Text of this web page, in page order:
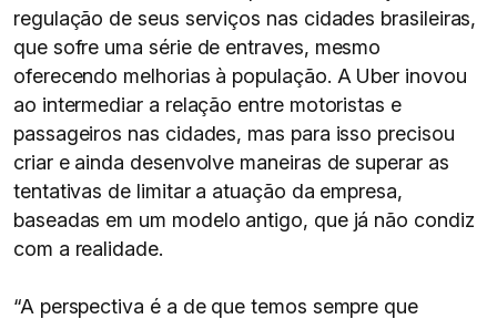
regulação de seus serviços nas cidades brasileiras,
que sofre uma série de entraves, mesmo
oferecendo melhorias à população. A Uber inovou
ao intermediar a relação entre motoristas e
passageiros nas cidades, mas para isso precisou
criar e ainda desenvolve maneiras de superar as
tentativas de limitar a atuação da empresa,
baseadas em um modelo antigo, que já não condiz
com a realidade.
“A perspectiva é a de que temos sempre que